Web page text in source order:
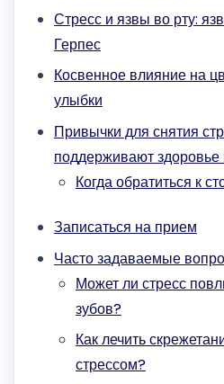
Стресс и язвы во рту:
Герпес
Косвенное влияние на
улыбки
Привычки для снятия
поддерживают здоровье
Когда обратиться к
Записаться на прием
Часто задаваемые
Может ли стресс
зубов?
Как лечить
стрессом?